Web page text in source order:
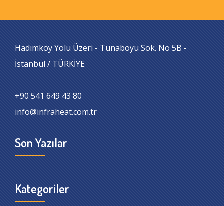
Hadımköy Yolu Üzeri - Tunaboyu Sok. No 5B -
İstanbul / TÜRKİYE
+90 541 649 43 80
info@infraheat.com.tr
Son Yazılar
Kategoriler